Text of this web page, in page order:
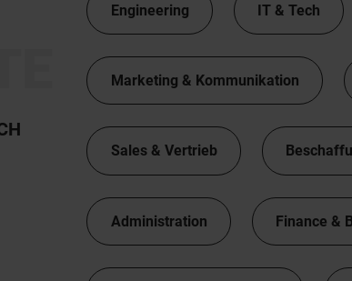
Engineering IT & Tech
Marketing & Kommunikation
Sales & Vertrieb
Administration Finance &